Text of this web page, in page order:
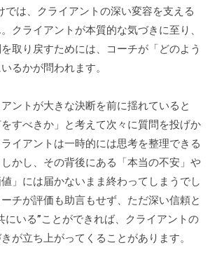
では、クライアントの深い変容を支える
クライアントが本質的な気づきに至り、
取り戻すためには、コーチが「どのよう
るかが問われます。
ントが大きな決断を前に揺れていると
すべきか」と考えて次々に質問を投げか
イアントは一時的には思考を整理できる
かし、その背後にある「本当の不安」や
値」には届かないまま終わってしまうでし
チが評価も助言もせず、ただ深い信頼と
にいる”ことができれば、クライアントの
が立ち上がってくることがあります。